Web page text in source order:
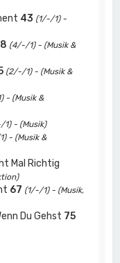
43 (1/-/1) -
(4/-/1) - (Musik &
(2/-/1) - (Musik &
- (Musik &
- (Musik)
- (Musik &
Mal Richtig
67 (1/-/1) - (Musik,
Du Gehst 75